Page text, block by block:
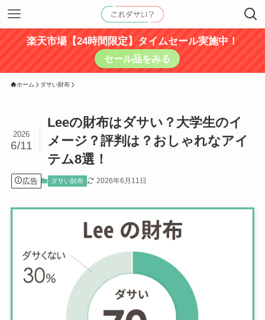
楽天市場【24時間限定】タイムセール実施中！
セール品をみる
ホーム ダサい財布
Leeの財布はダサい？大学生のイ
メージ？評判は？おしゃれなアイ
テム8選！
2026
6/11
広告 ダサい財布 2026年6月11日